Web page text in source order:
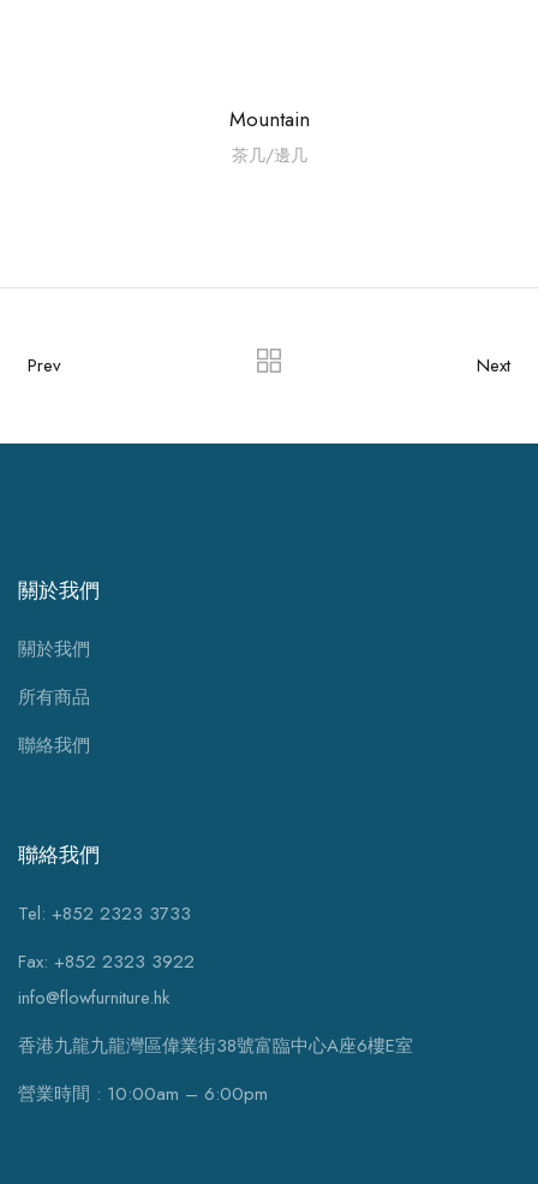
Mountain
茶几/邊几
Prev Next
關於我們
關於我們
所有商品
聯絡我們
聯絡我們
Tel: +852 2323 3733
Fax: +852 2323 3922
info@flowfurniture.hk
香港九龍九龍灣區偉業街38號富臨中心A座6樓E室
營業時間 : 10:00am – 6:00pm